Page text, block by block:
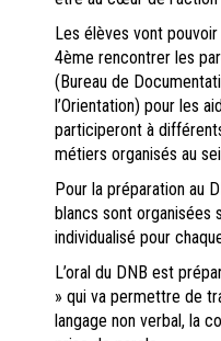
Les élèves vont
4ème rencontrer les
(Bureau de
l’Orientation) pour les
participeront à
métiers organisés au
Pour la préparation au
blancs sont organisées
individualisé pour
L’oral du DNB est
» qui va permettre de
langage non verbal, la